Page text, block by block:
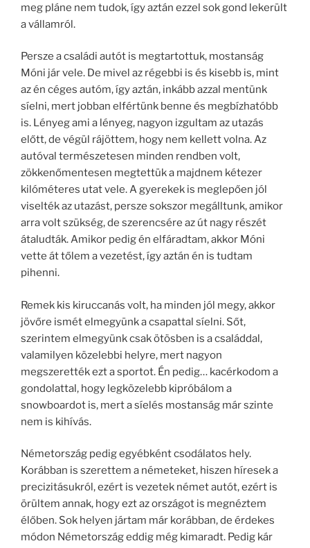
meg pláne nem tudok, így aztán ezzel sok gond lekerült
a vállamról.
Persze a családi autót is megtartottuk, mostanság
Móni jár vele. De mivel az régebbi is és kisebb is, mint
az én céges autóm, így aztán, inkább azzal mentünk
síelni, mert jobban elfértünk benne és megbízhatóbb
is. Lényeg ami a lényeg, nagyon izgultam az utazás
előtt, de végül rájöttem, hogy nem kellett volna. Az
autóval természetesen minden rendben volt,
zökkenőmentesen megtettük a majdnem kétezer
kilóméteres utat vele. A gyerekek is meglepően jól
viselték az utazást, persze sokszor megálltunk, amikor
arra volt szükség, de szerencsére az út nagy részét
átaludták. Amikor pedig én elfáradtam, akkor Móni
vette át tőlem a vezetést, így aztán én is tudtam
pihenni.
Remek kis kiruccanás volt, ha minden jól megy, akkor
jövőre ismét elmegyünk a csapattal síelni. Sőt,
szerintem elmegyünk csak ötösben is a családdal,
valamilyen közelebbi helyre, mert nagyon
megszerették ezt a sportot. Én pedig… kacérkodom a
gondolattal, hogy legközelebb kipróbálom a
snowboardot is, mert a síelés mostanság már szinte
nem is kihívás.
Németország pedig egyébként csodálatos hely.
Korábban is szerettem a németeket, hiszen híresek a
precizitásukról, ezért is vezetek német autót, ezért is
örültem annak, hogy ezt az országot is megnéztem
élőben. Sok helyen jártam már korábban, de érdekes
módon Németország eddig még kimaradt. Pedig kár